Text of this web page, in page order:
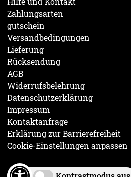
Zahlungsarten
gutschein
Versandbedingungen
Lieferung
Rücksendung
AGB
Widerrufsbelehrung
Datenschutzerklärung
Impressum
Kontaktanfrage
Erklärung zur Barrierefreiheit
Cookie-Einstellungen anpassen